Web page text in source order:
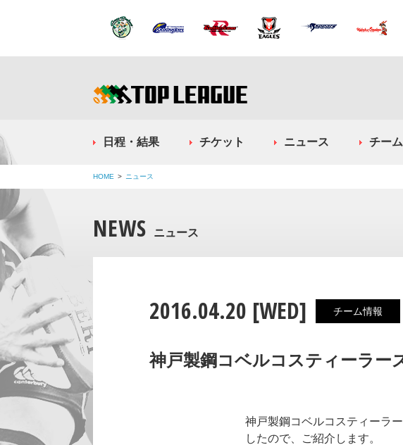
日程・結果 チケット ニュース チーム
HOME ニュース
NEWS ニュース
2016.04.20 [WED] チーム情報
神戸製鋼コベルコスティーラー
神戸製鋼コベルコスティーラ
したので、ご紹介します。